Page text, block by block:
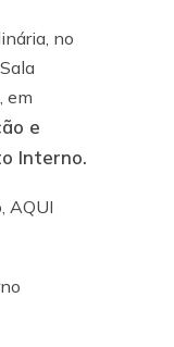
no
em
e
Interno.
AQUI